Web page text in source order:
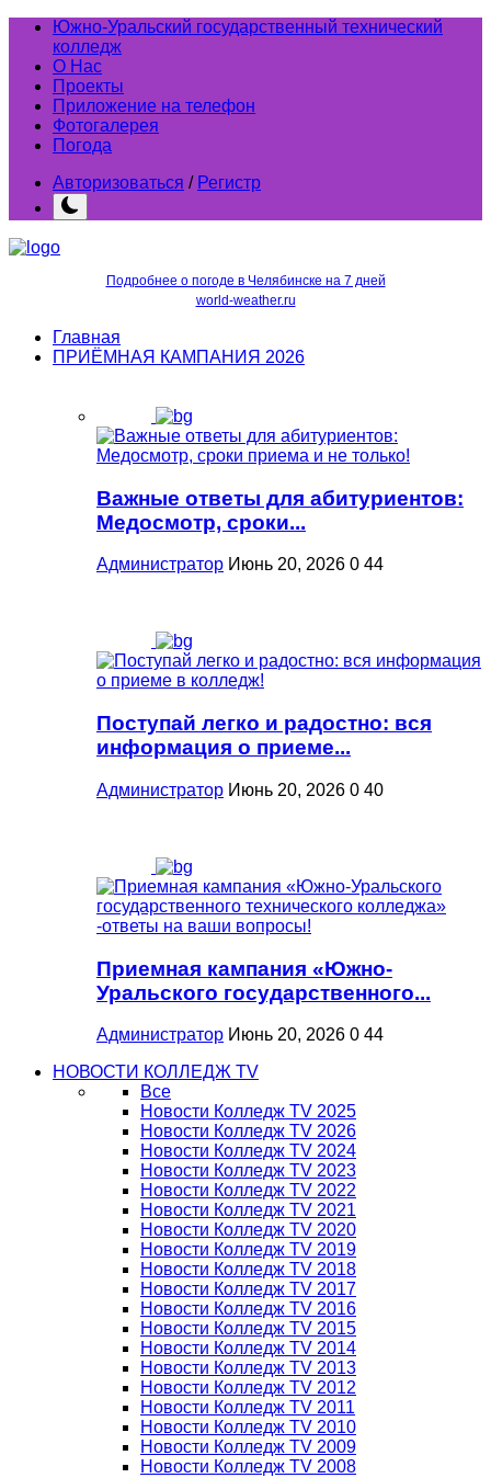
Южно-Уральский государственный технический
колледж
О Нас
Проекты
Приложение на телефон
Фотогалерея
Погода
Авторизоваться / Регистр
Подробнее о погоде в Челябинске на 7 дней
world-weather.ru
Главная
ПРИЁМНАЯ КАМПАНИЯ 2026
Важные ответы для абитуриентов:
Медосмотр, сроки...
Администратор Июнь 20, 2026 0 44
Поступай легко и радостно: вся
информация о приеме...
Администратор Июнь 20, 2026 0 40
Приемная кампания «Южно-
Уральского государственного...
Администратор Июнь 20, 2026 0 44
НОВОСТИ КОЛЛЕДЖ TV
Все
Новости Колледж TV 2025
Новости Колледж TV 2026
Новости Колледж TV 2024
Новости Колледж TV 2023
Новости Колледж TV 2022
Новости Колледж TV 2021
Новости Колледж TV 2020
Новости Колледж TV 2019
Новости Колледж TV 2018
Новости Колледж TV 2017
Новости Колледж TV 2016
Новости Колледж TV 2015
Новости Колледж TV 2014
Новости Колледж TV 2013
Новости Колледж TV 2012
Новости Колледж TV 2011
Новости Колледж TV 2010
Новости Колледж TV 2009
Новости Колледж TV 2008